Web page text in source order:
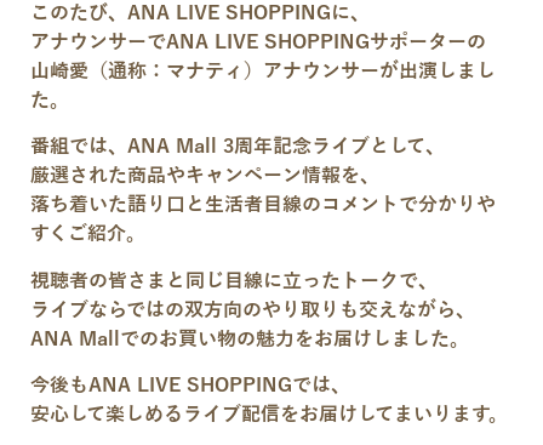
このたび、ANA LIVE SHOPPINGに、
アナウンサーでANA LIVE SHOPPINGサポーターの
山崎愛（通称：マナティ）アナウンサーが出演しまし
た。
番組では、ANA Mall 3周年記念ライブとして、
厳選された商品やキャンペーン情報を、
落ち着いた語り口と生活者目線のコメントで分かりや
すくご紹介。
視聴者の皆さまと同じ目線に立ったトークで、
ライブならではの双方向のやり取りも交えながら、
ANA Mallでのお買い物の魅力をお届けしました。
今後もANA LIVE SHOPPINGでは、
安心して楽しめるライブ配信をお届けしてまいります。